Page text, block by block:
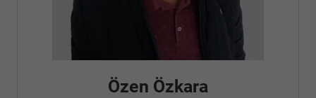
Özen Özkara